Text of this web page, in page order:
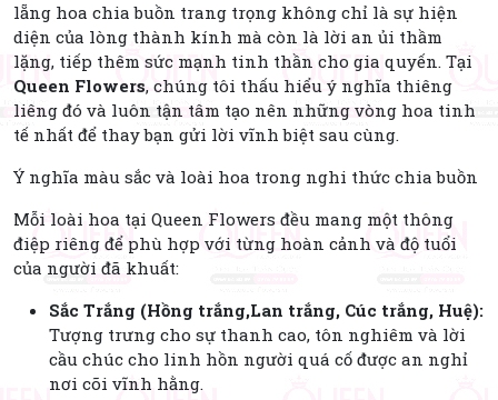
lẵng hoa chia buồn trang trọng không chỉ là sự hiện
diện của lòng thành kính mà còn là lời an ủi thầm
lặng, tiếp thêm sức mạnh tinh thần cho gia quyến. Tại
Queen Flowers, chúng tôi thấu hiểu ý nghĩa thiêng
liêng đó và luôn tận tâm tạo nên những vòng hoa tinh
tế nhất để thay bạn gửi lời vĩnh biệt sau cùng.
Ý nghĩa màu sắc và loài hoa trong nghi thức chia buồn
Mỗi loài hoa tại Queen Flowers đều mang một thông
điệp riêng để phù hợp với từng hoàn cảnh và độ tuổi
của người đã khuất:
Sắc Trắng (Hồng trắng,Lan trắng, Cúc trắng, Huệ):
Tượng trưng cho sự thanh cao, tôn nghiêm và lời
cầu chúc cho linh hồn người quá cố được an nghỉ
nơi cõi vĩnh hằng.